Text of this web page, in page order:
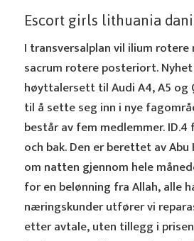
Escort girls lithuania
I transversalplan vil ilium
sacrum rotere posteriort. Nyhet
høyttalersett til Audi A4, A5 og
til å sette seg inn i nye
består av fem medlemmer.
och bak. Den er berettet av
om natten gjennom hele
for en belønning fra Allah, alle
næringskunder utfører vi
etter avtale, uten tillegg i